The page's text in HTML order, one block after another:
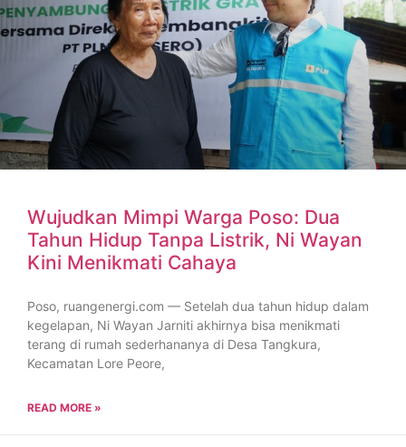
Wujudkan Mimpi Warga Poso: Dua
Tahun Hidup Tanpa Listrik, Ni Wayan
Kini Menikmati Cahaya
Poso, ruangenergi.com — Setelah dua tahun hidup dalam
kegelapan, Ni Wayan Jarniti akhirnya bisa menikmati
terang di rumah sederhananya di Desa Tangkura,
Kecamatan Lore Peore,
READ MORE »